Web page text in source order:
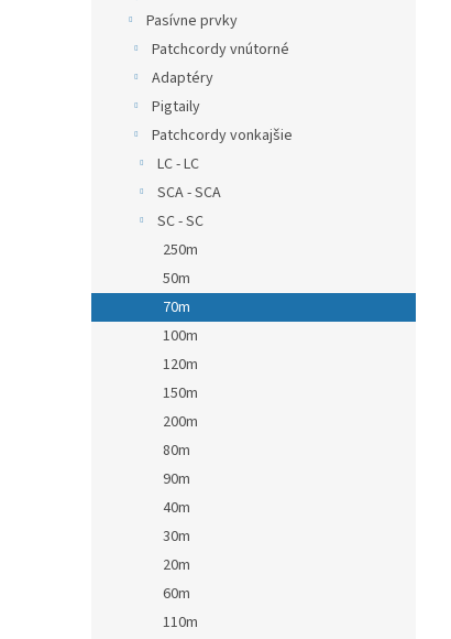
Pasívne prvky
Patchcordy vnútorné
Adaptéry
Pigtaily
Patchcordy vonkajšie
LC - LC
SCA - SCA
SC - SC
250m
50m
70m
100m
120m
150m
200m
80m
90m
40m
30m
20m
60m
110m